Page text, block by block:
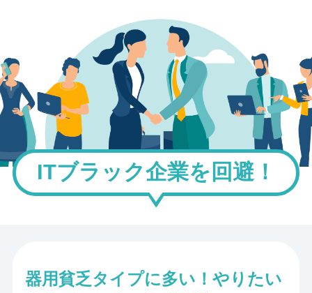
ITブラック企業を回避！
器用貧乏タイプに多い！やりたい